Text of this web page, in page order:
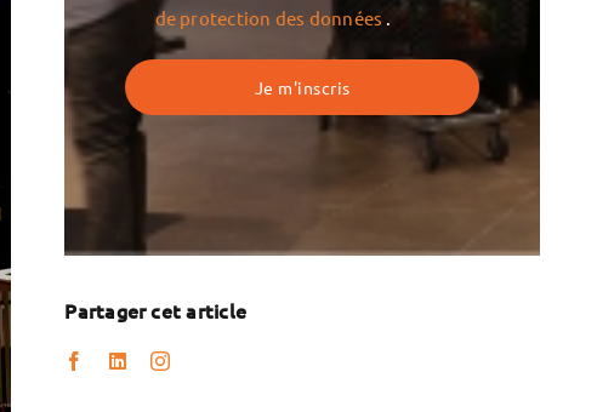
de protection des données
Partager cet article